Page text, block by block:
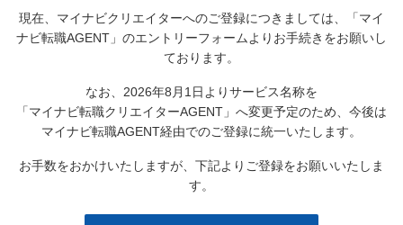
現在、マイナビクリエイターへのご登録につきましては、
「マイ
ナビ転職AGENT」のエントリーフォームよりお手続きをお願いし
ております。
なお、2026年8月1日よりサービス名称を
「マイナビ転職クリエイターAGENT」へ変更予定のため、 今後は
マイナビ転職AGENT経由でのご登録に統一いたします。
お手数をおかけいたしますが、下記よりご登録をお願いいたしま
す。